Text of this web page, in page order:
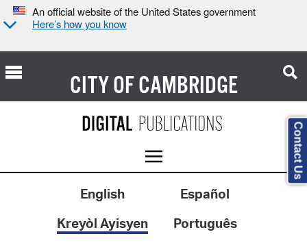
An official website of the United States government
Here’s how you know
CITY OFCAMBRIDGE
English
Español
Kreyòl Ayisyen
Português
Contact Us